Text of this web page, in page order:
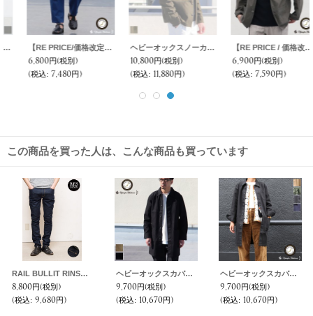
【RE PRICE/価格改定】麻混デニムワイド2タックアンクルパンツ【MADE IN JAPAN】『日本製』 / Upscape Audience
6,800円(税別)
(税込:7,480円)
ヘビーオックスノーカラーフィールドジャケット【MADE IN JAPAN】『日本製』/ Upscape Audience
10,800円(税別)
(税込:11,880円)
【RE PRICE / 価格改定】馬布2ボタンテーラードジャケット【MADE IN JAPAN】『日本製』 / Upscape Audience
6,900円(税別)
(税込:7,590円)
この商品を買った人は、こんな商品も買っています
RAIL BULLIT RINSE / RES DENIM
8,800円(税別)
(税込: 9,680円)
ヘビーオックスカバーオールステンカラーコート【MADE IN JAPAN】『日本製』/ Upscape Audience
9,700円(税別)
(税込: 10,670円)
ヘビーオックスカバーオールステンカラーコート［Lady's］【MADE IN JAPAN】『日本製』/ Upscape Audience
9,700円(税別)
(税込: 10,670円)